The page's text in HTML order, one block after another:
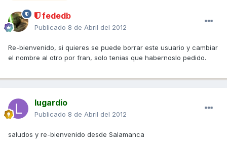
fededb
Publicado 8 de Abril del 2012
Re-bienvenido, si quieres se puede borrar este usuario y cambiar
el nombre al otro por fran, solo tenias que habernoslo pedido.
lugardio
Publicado 8 de Abril del 2012
saludos y re-bienvenido desde Salamanca